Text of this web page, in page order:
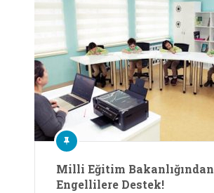
Milli Eğitim Bakanlığından
Engellilere Destek!